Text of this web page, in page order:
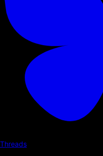
Threads